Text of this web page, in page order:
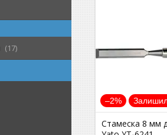
17
–2%
Стамеска 8 мм